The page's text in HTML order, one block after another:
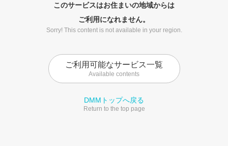
このサービスはお住まいの地域からは
ご利用になれません。
Sorry! This content is not available in your region.
ご利用可能なサービス一覧
Available contents
DMMトップへ戻る
Return to the top page